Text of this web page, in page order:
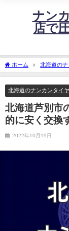
ナン
店で
ホーム 北海道の
イヤ取扱販売店で圧倒的
北海道のナンカンタイ
北海道芦別市
的に安く交換
2022年10月19日